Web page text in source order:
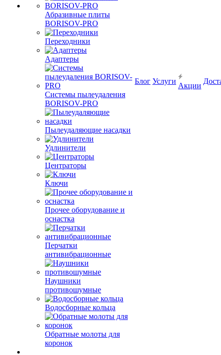
Абразивные плиты
BORISOV-PRO
Переходники
Адаптеры
Системы пылеудаления
BORISOV-PRO
Пылеудаляющие насадки
Удлинители
Центраторы
Ключи
Прочее оборудование и
оснастка
Перчатки
антивибрационные
Наушники
противошумные
Водосборные кольца
Обратные молоты для
коронок
Блог Услуги
Акции